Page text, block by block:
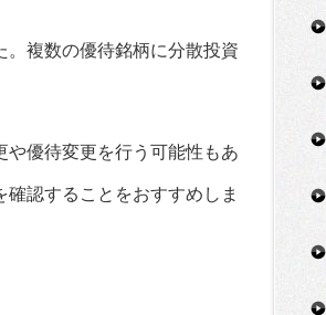
。複数の優待銘柄に分散投資
や優待変更を行う可能性もあ
認することをおすすめしま